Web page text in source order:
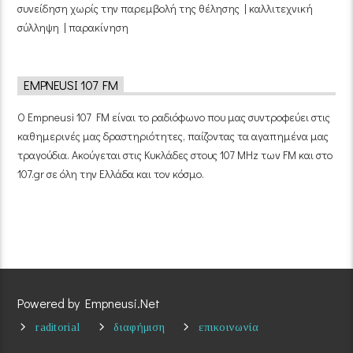
συνείδηση χωρίς την παρεμβολή της θέλησης | καλλιτεχνική
σύλληψη | παρακίνηση
EMPNEUSI 107 FM
Ο Empneusi 107 FM είναι το ραδιόφωνο που μας συντροφεύει στις
καθημερινές μας δραστηριότητες, παίζοντας τα αγαπημένα μας
τραγούδια. Ακούγεται στις Κυκλάδες στους 107 MHz των FM και στο
107.gr σε όλη την Ελλάδα και τον κόσμο.
Powered by Empneusi.Net
raditorial διαφήμιση επικοινωνία